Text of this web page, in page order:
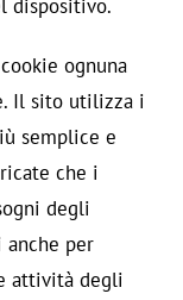
dispositivo.
ognuna
Il sito utilizza i
semplice e
che i
degli
anche per
attività degli